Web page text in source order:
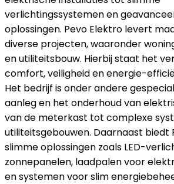
verlichtingssystemen en
oplossingen. Pevo Elektro levert
diverse projecten, waaronder
en utiliteitsbouw. Hierbij staat het
comfort, veiligheid en energie-
Het bedrijf is onder andere
aanleg en het onderhoud van
van de meterkast tot complexe
utiliteitsgebouwen. Daarnaast biedt
slimme oplossingen zoals LED-
zonnepanelen, laadpalen voor
en systemen voor slim